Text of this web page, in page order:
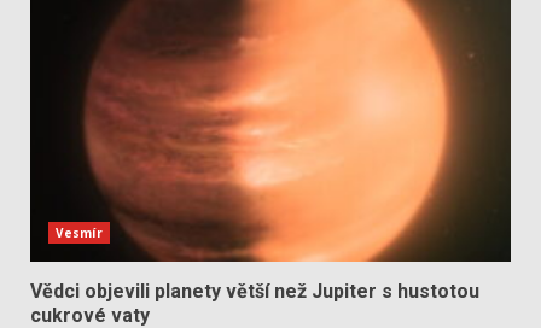
Vesmír
Vědci objevili planety větší než Jupiter s hustotou
cukrové vaty